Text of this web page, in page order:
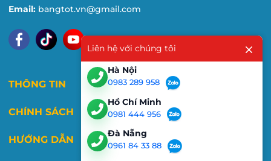
Email: bangtot.vn@gmail.com
THÔNG TIN
CHÍNH SÁCH
HƯỚNG DẪN
Liên hệ với chúng tôi
Hà Nội
0983 289 958
Hồ Chí Minh
0981 444 956
Đà Nẵng
0961 84 33 88